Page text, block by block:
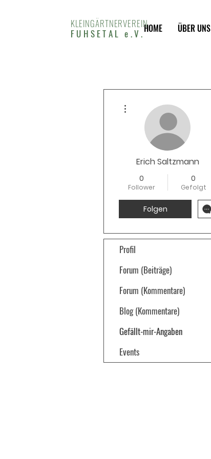
KLEINGÄRTNERVEREIN
FUHSETAL e.V.HOME ÜBER UNS
Erich Saltzmann
0
Follower
0
Gefolgt
Folgen
Profil
Forum (Beiträge)
Forum (Kommentare)
Blog (Kommentare)
Gefällt-mir-Angaben
Events